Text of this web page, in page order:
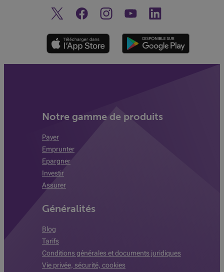
Twitter FacebookInstagramDécouvrez notre chaine
Linkedin
Notre gamme de produits
Payer
Emprunter
Epargner
Investir
Assurer
Généralités
Blog
Tarifs
Conditions générales et documents juridiques
Vie privée, sécurité, cookies